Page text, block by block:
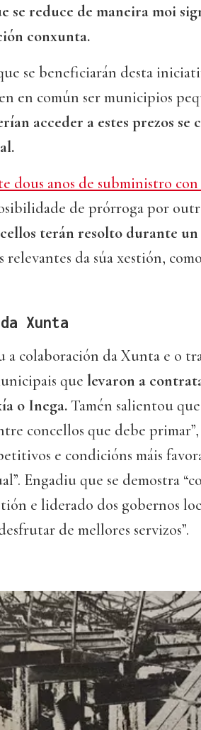
se reduce de maneira moi
conxunta.
se beneficiarán desta
en común ser municipios
acceder a estes prezos se
dous anos de subministro con
de prórroga por
terán resolto durante
relevantes da súa xestión,
Xunta
a colaboración da Xunta e o
que levaron a
o Inega.Tamén salientou
concellos que debe
e condicións máis
Engadiu que se demostra
e liderado dos gobernos
de mellores servizos”.